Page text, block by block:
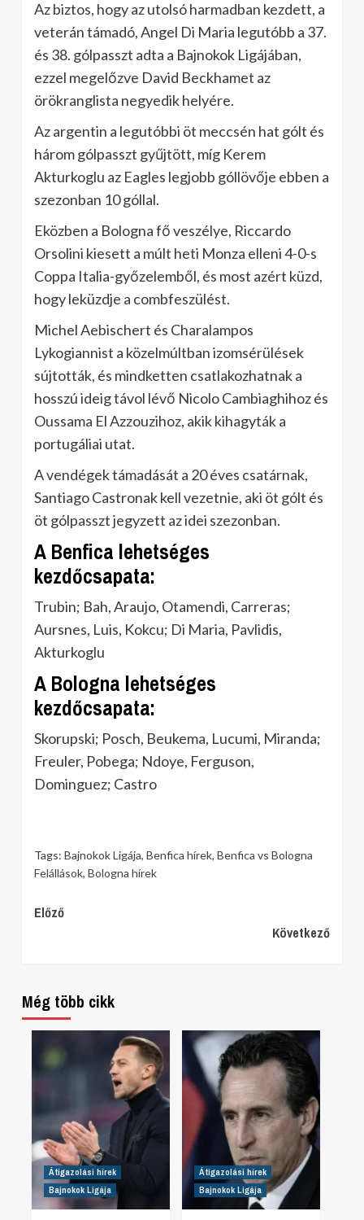
Az biztos, hogy az utolsó harmadban kezdett, a
veterán támadó, Angel Di Maria legutóbb a 37.
és 38. gólpasszt adta a Bajnokok Ligájában,
ezzel megelőzve David Beckhamet az
örökranglista negyedik helyére.
Az argentin a legutóbbi öt meccsén hat gólt és
három gólpasszt gyűjtött, míg Kerem
Akturkoglu az Eagles legjobb góllövője ebben a
szezonban 10 góllal.
Eközben a Bologna fő veszélye, Riccardo
Orsolini kiesett a múlt heti Monza elleni 4-0-s
Coppa Italia-győzelemből, és most azért küzd,
hogy leküzdje a combfeszülést.
Michel Aebischert és Charalampos
Lykogiannist a közelmúltban izomsérülések
sújtották, és mindketten csatlakozhatnak a
hosszú ideig távol lévő Nicolo Cambiaghihoz és
Oussama El Azzouzihoz, akik kihagyták a
portugáliai utat.
A vendégek támadását a 20 éves csatárnak,
Santiago Castronak kell vezetnie, aki öt gólt és
öt gólpasszt jegyzett az idei szezonban.
A Benfica lehetséges
kezdőcsapata:
Trubin; Bah, Araujo, Otamendi, Carreras;
Aursnes, Luis, Kokcu; Di Maria, Pavlidis,
Akturkoglu
A Bologna lehetséges
kezdőcsapata:
Skorupski; Posch, Beukema, Lucumi, Miranda;
Freuler, Pobega; Ndoye, Ferguson,
Dominguez; Castro
Tags: Bajnokok Ligája, Benfica hírek, Benfica vs Bologna
Felállások, Bologna hírek
Continue
Előző
Következő
Még több cikk
Átigazolási hírek
Bajnokok Ligája
Átigazolási hírek
Bajnokok Ligája